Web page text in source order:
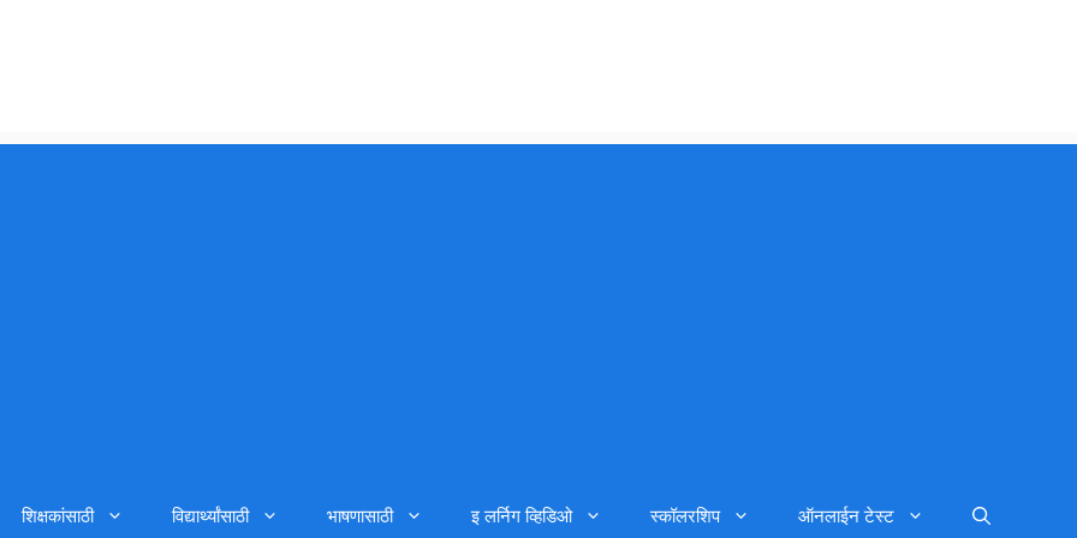
शिक्षकांसाठी विद्यार्थ्यांसाठी भाषणासाठी इ लर्निग व्हिडिओ स्कॉलरशिप ऑनलाईन टेस्ट